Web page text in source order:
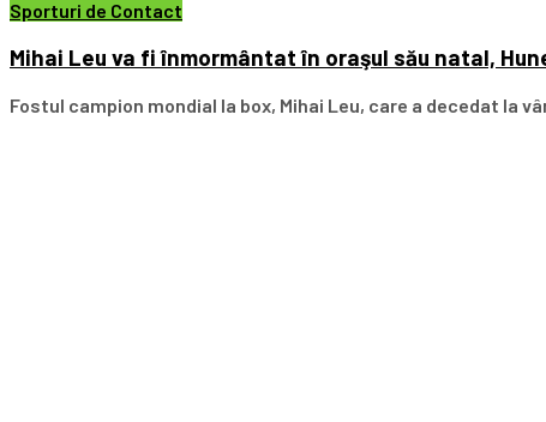
Sporturi de Contact
Mihai Leu va fi înmormântat în oraşul său natal,
Fostul campion mondial la box, Mihai Leu, care a decedat la